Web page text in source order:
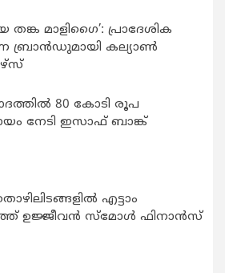
മാളിഗൈ’: പ്രാദേശിക
കല്യാണ്‍
80 കോടി രൂപ
നേടി ഇസാഫ് ബാങ്ക്
എട്ടാം
ഉജ്ജീവൻ സ്മോൾ ഫിനാൻസ്